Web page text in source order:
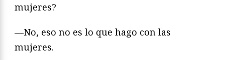
mujeres?
—No, eso no es lo que hago con las
mujeres.